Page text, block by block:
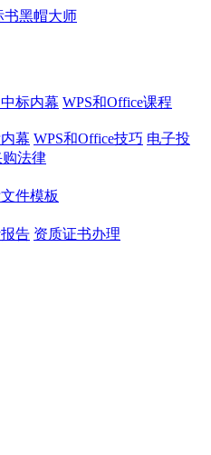
标内幕 WPS和Office课程
幕 WPS和Office技巧 电子投
法律
件模板
告 资质证书办理